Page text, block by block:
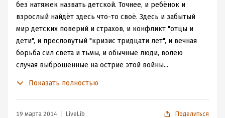
без натяжек назвать детской. Точнее, и ребёнок и
взрослый найдёт здесь что-то своё. Здесь и забытый
мир детских поверий и страхов, и конфликт "отцы и
дети", и пресловутый "кризис тридцати лет", и вечная
борьба сил света и тьмы, и обычные люди, волею
случая выброшенные на острие этой войны...
"Полнолуние" порадует любителей "готической"
Показать полностью
19 марта 2014 LiveLib Поделиться